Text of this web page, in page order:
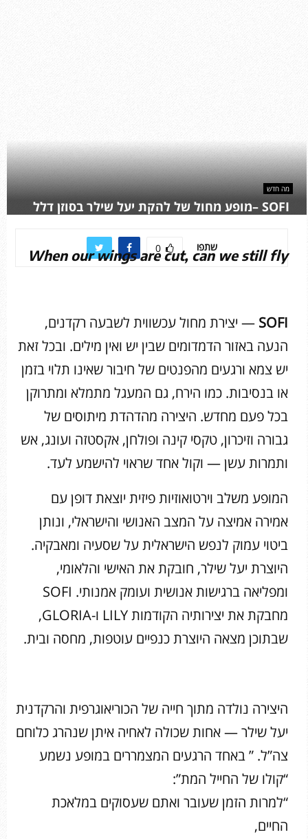
מה חדש
שתפו 0
When our wings are cut, can we still fly
SOFI — יצירת מחול עכשווית לשבעה רקדנים,
הנעה באזור הדמדומים שבין יש ואין מילים. ובכל זאת
יש צמא ורגעים מהפנטים של חיבור שאינו תלוי בזמן
או בנסיבות. כמו הירח, גם המעגל מתמלא ומתרוקן
בכל פעם מחדש. היצירה מהדהדת מיתוסים של
גבורה וזיכרון, טקסי קינה ופולחן, אקסטזה ועונג, אש
ותמרות עשן — וקול אחד שראוי להישמע לעד.
המופע משלב וירטואוזיות פיזית יוצאת דופן עם
אמירה אמיצה על המצב האנושי והישראלי, ונותן
ביטוי עמוק לנפש הישראלית על שסעיה ומאבקיה.
היוצרת יעל שילר, חובקת את האישי והלאומי,
ומפליאה ברגישות אנושית ועומק אמנותי. SOFI
מחבקת את יצירותיה הקודמות LILY ו-GLORIA,
שבתוכן מצאה היוצרת כנפיים עוטפות, מחסה ובית.
היצירה נולדה מתוך חייה של הכוריאוגרפית והרקדנית
יעל שילר — אחות שכולה לאחיה איתן שנהרג כלוחם
צה”ל. ” באחד הרגעים המצמררים במופע נשמע
“קולו של החייל המת”:
“למרות הזמן שעובר ואתם שעסוקים במלאכת
החיים,